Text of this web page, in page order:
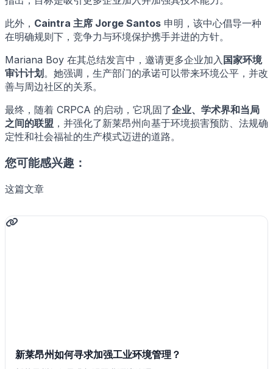
此外， Caintra 主席 Jorge Santos 申明，该中心倡导一种
在明确规则下，竞争力与环境保护携手并进的方针。
Mariana Boy 在其总结发言中，邀请更多企业加入 国家环境
审计计划 。她强调，生产部门的承诺可以带来环境公平，并改
善与周边社区的关系。
最终，随着 CRPCA 的启动，它巩固了企业、学术界和当局
之间的联盟 ，并强化了新莱昂州向基于环境损害预防、法规确
定性和社会福祉的生产模式迈进的道路。
您可能感兴趣：
这篇文章
新莱昂州如何寻求加强工业环境管理？